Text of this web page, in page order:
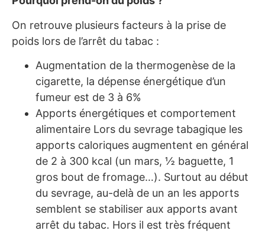
On retrouve plusieurs facteurs à la prise de
poids lors de l’arrêt du tabac :
Augmentation de la thermogenèse de la
cigarette, la dépense énergétique d’un
fumeur est de 3 à 6%
Apports énergétiques et comportement
alimentaire Lors du sevrage tabagique les
apports caloriques augmentent en général
de 2 à 300 kcal (un mars, ½ baguette, 1
gros bout de fromage…). Surtout au début
du sevrage, au-delà de un an les apports
semblent se stabiliser aux apports avant
arrêt du tabac. Hors il est très fréquent